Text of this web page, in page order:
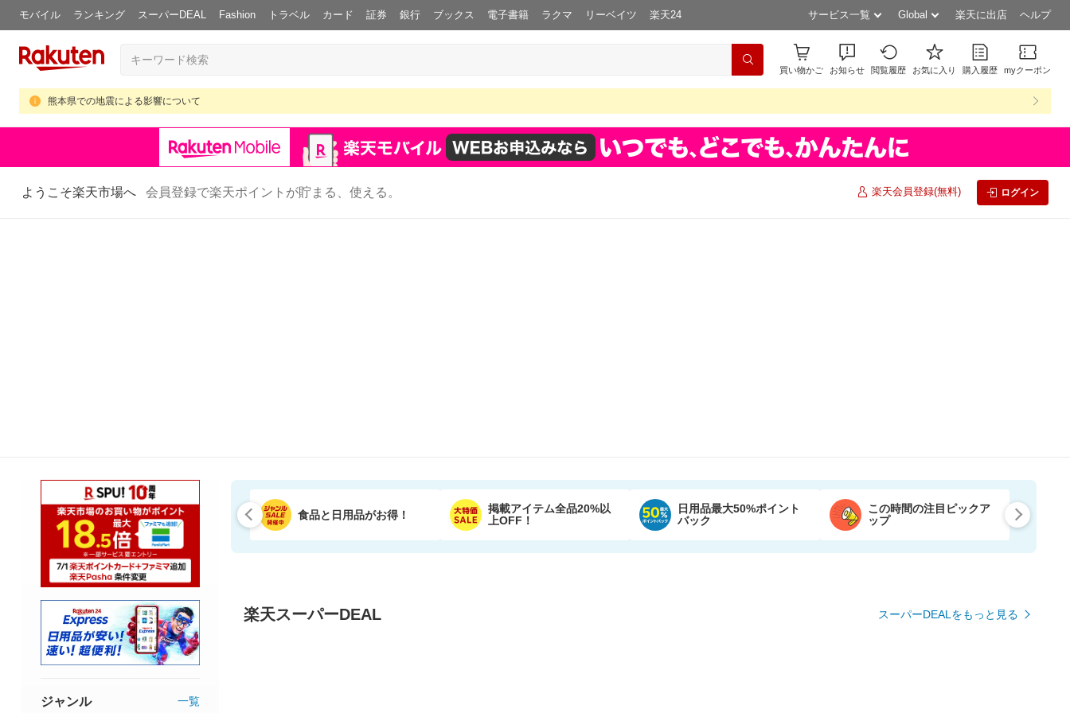
モバイル ランキング スーパーDEAL Fashion トラベル カード 証券 銀行 ブックス 電子書籍 ラクマ リーベイツ 楽天24 サービス一覧 Global 楽天に出店 ヘルプ
買い物かご お知らせ 閲覧履歴 お気に入り 購入履歴 myクーポン
熊本県での地震による影響について
ようこそ楽天市場へ 会員登録で楽天ポイントが貯まる、使える。 楽天会員登録(無料) ログイン
食品と日用品がお得！
掲載アイテム全品20%以
上OFF！
日用品最大50%ポイント
バック
この時間の注目ピックア
ップ
楽天スーパーDEAL スーパーDEALをもっと見る
ジャンル 一覧